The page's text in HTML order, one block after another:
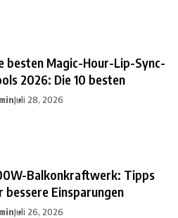
besten Magic-Hour-Lip-Sync-
2026: Die 10 besten
Juli 28, 2026
Balkonkraftwerk: Tipps
bessere Einsparungen
Juli 26, 2026